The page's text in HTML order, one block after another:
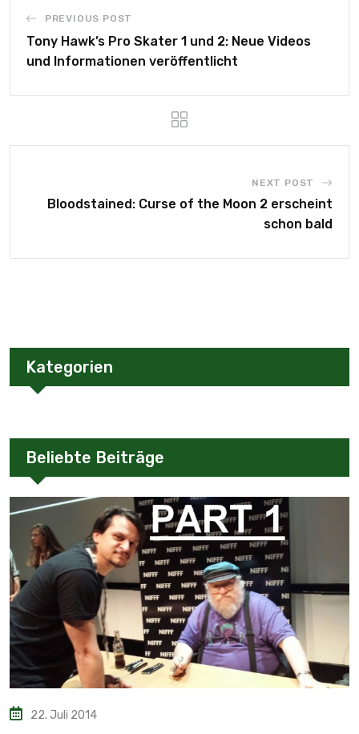
PREVIOUS POST
Tony Hawk’s Pro Skater 1 und 2: Neue Videos
und Informationen veröffentlicht
NEXT POST
Bloodstained: Curse of the Moon 2 erscheint
schon bald
Kategorien
Beliebte Beiträge
22. Juli 2014